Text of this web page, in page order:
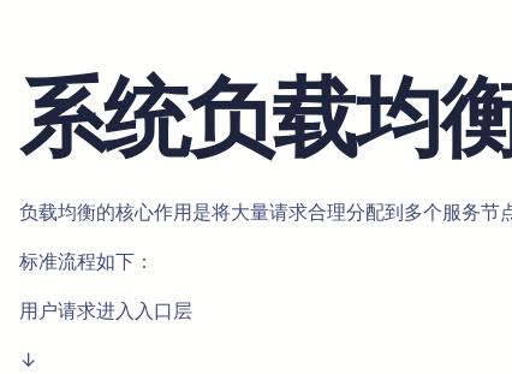
系统负载均
负载均衡的核心作用是将大量请求合理分配到多个服务节
标准流程如下：
用户请求进入入口层
↓